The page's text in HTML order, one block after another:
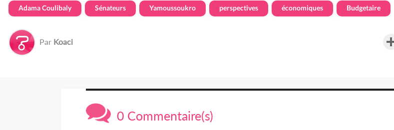
Adama Coulibaly Sénateurs Yamoussoukro perspectives économiques Budgetaire
Par Koaci
0 Commentaire(s)